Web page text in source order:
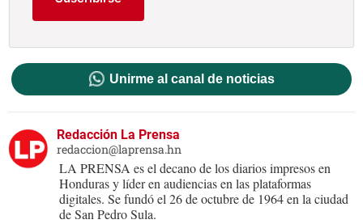
Unirme al canal de noticias
Redacción La Prensa
redaccion@laprensa.hn
LA PRENSA es el decano de los diarios impresos en
Honduras y líder en audiencias en las plataformas
digitales. Se fundó el 26 de octubre de 1964 en la ciudad
de San Pedro Sula.